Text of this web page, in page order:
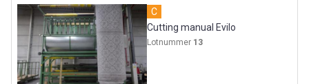
C
Cutting manual Evilo
Lotnummer 13